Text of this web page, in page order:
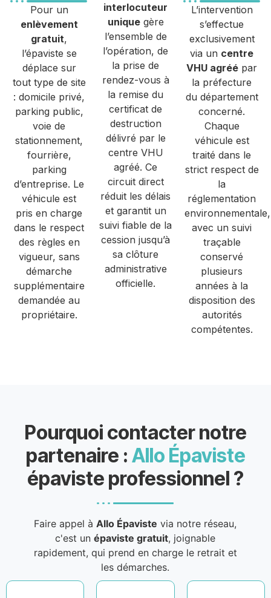
Pour un
enlèvement
gratuit,
l’épaviste se
déplace sur
tout type de site
: domicile privé,
parking public,
voie de
stationnement,
fourrière,
parking
d’entreprise. Le
véhicule est
pris en charge
dans le respect
des règles en
vigueur, sans
démarche
supplémentaire
demandée au
propriétaire.
interlocuteur
uniquegère
l’ensemble de
l’opération, de
la prise de
rendez-vous à
la remise du
certificat de
destruction
délivré par le
centre VHU
agréé. Ce
circuit direct
réduit les délais
et garantit un
suivi fiable de la
cession jusqu’à
sa clôture
administrative
officielle.
L’intervention
s’effectue
exclusivement
via un centre
VHU agréé par
la préfecture
du département
concerné.
Chaque
véhicule est
traité dans le
strict respect de
la
réglementation
environnementale,
avec un suivi
traçable
conservé
plusieurs
années à la
disposition des
autorités
compétentes.
Pourquoi contacter notre
partenaire : Allo Épaviste
épaviste professionnel ?
Faire appel àAllo Épaviste via notre réseau,
c'est unépaviste gratuit, joignable
rapidement, qui prend en charge le retrait et
les démarches.